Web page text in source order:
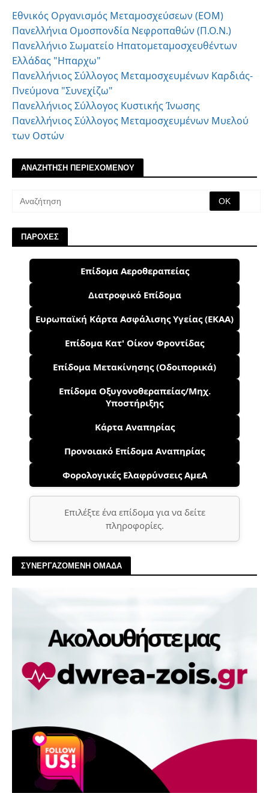
Εθνικός Οργανισμός Μεταμοσχεύσεων (ΕΟΜ)
Πανελλήνια Ομοσπονδία Νεφροπαθών (Π.Ο.Ν.)
Πανελλήνιο Σωματείο Ηπατομεταμοσχευθέντων
Ελλάδας "Ηπαρχω"
Πανελλήνιος Σύλλογος Μεταμοσχευμένων Καρδιάς-
Πνεύμονα "Συνεχίζω"
Πανελλήνιος Σύλλογος Κυστικής Ίνωσης
Πανελλήνιος Σύλλογος Μεταμοσχευμένων Μυελού
των Οστών
ΑΝΑΖΗΤΗΣΗ ΠΕΡΙΕΧΟΜΕΝΟΥ
ΠΑΡΟΧΕΣ
Επίδομα Αεροθεραπείας
Διατροφικό Επίδομα
Ευρωπαϊκή Κάρτα Ασφάλισης Υγείας (ΕΚΑΑ)
Επίδομα Κατ' Οίκον Φροντίδας
Επίδομα Μετακίνησης (Οδοιπορικά)
Επίδομα Οξυγονοθεραπείας/Μηχ.
Υποστήριξης
Κάρτα Αναπηρίας
Προνοιακό Επίδομα Αναπηρίας
Φορολογικές Ελαφρύνσεις ΑμεΑ
Επιλέξτε ένα επίδομα για να δείτε
πληροφορίες.
ΣΥΝΕΡΓΑΖΟΜΕΝΗ ΟΜΑΔΑ